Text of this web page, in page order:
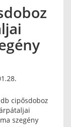
cipősdoboz
szegény